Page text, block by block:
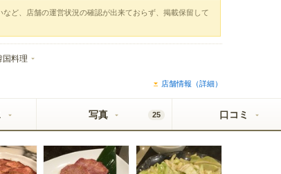
ど、店舗の運営状況の確認が出来ておらず、掲載保留して
国料理
店舗情報（詳細）
写真 25 口コミ